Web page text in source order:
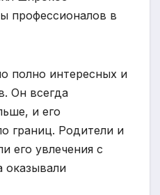
профессионалов в
полно интересных и
Он всегда
и его
границ. Родители и
его увлечения с
оказывали